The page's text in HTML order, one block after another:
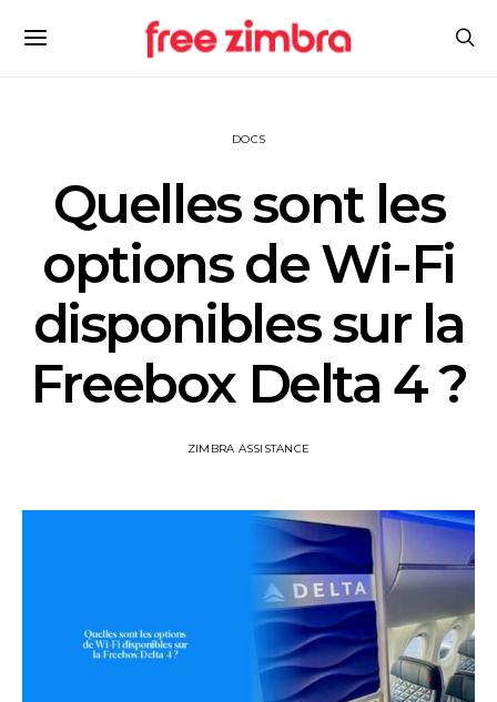
DOCS
Quelles sont les
options de Wi-Fi
disponibles sur la
Freebox Delta 4 ?
ZIMBRA ASSISTANCE